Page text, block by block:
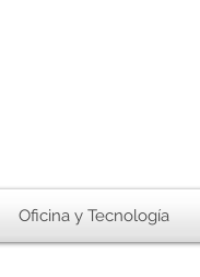
Oficina y Tecnología